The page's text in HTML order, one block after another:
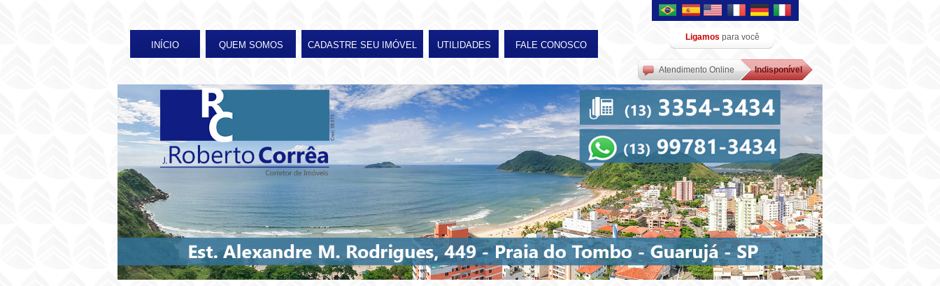
INÍCIO QUEM SOMOS CADASTRE SEU IMÓVEL UTILIDADES FALE CONOSCO
Ligamos para você
Atendimento Online Indisponível